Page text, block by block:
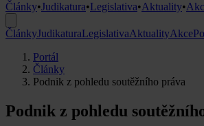
Články•Judikatura•Legislativa•Aktuality•
ČlánkyJudikaturaLegislativaAktualityAkce
Portál
Články
Podnik z pohledu soutěžního práva
Podnik z pohledu